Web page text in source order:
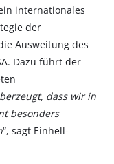
internationales
der
Ausweitung des
Dazu führt der
dass wir in
besonders
“, sagt Einhell-